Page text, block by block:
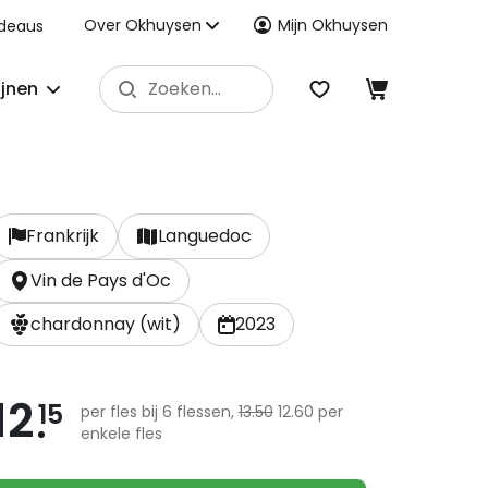
Over Okhuysen Mijn Okhuysen
Frankrijk
Languedoc
Vin de Pays d'Oc
chardonnay (wit)
2023
15 per fles bij 6 flessen,13.5012.60 per
enkele fles